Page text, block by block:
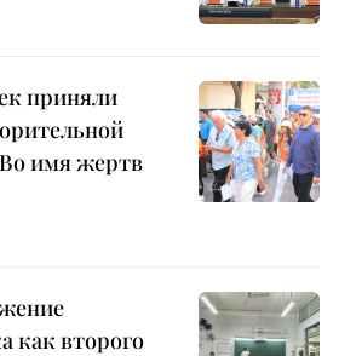
приняли
имя жертв
как второго